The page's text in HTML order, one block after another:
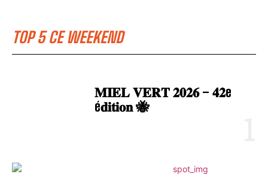
TOP 5 CE WEEKEND
𝐌𝐈𝐄𝐋 𝐕𝐄𝐑𝐓 𝟐𝟎𝟐𝟔 – 𝟒𝟐e
é𝐝𝐢𝐭𝐢𝐨𝐧 🐝